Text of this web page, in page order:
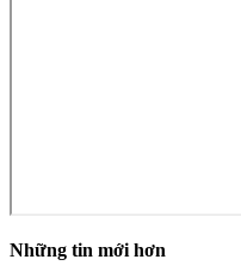
Những tin mới hơn